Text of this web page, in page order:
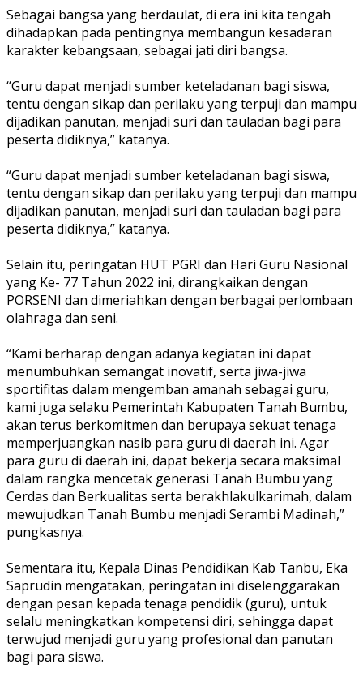
Sebagai bangsa yang berdaulat, di era ini kita tengah
dihadapkan pada pentingnya membangun kesadaran
karakter kebangsaan, sebagai jati diri bangsa.
“Guru dapat menjadi sumber keteladanan bagi siswa,
tentu dengan sikap dan perilaku yang terpuji dan mampu
dijadikan panutan, menjadi suri dan tauladan bagi para
peserta didiknya,” katanya.
“Guru dapat menjadi sumber keteladanan bagi siswa,
tentu dengan sikap dan perilaku yang terpuji dan mampu
dijadikan panutan, menjadi suri dan tauladan bagi para
peserta didiknya,” katanya.
Selain itu, peringatan HUT PGRI dan Hari Guru Nasional
yang Ke- 77 Tahun 2022 ini, dirangkaikan dengan
PORSENI dan dimeriahkan dengan berbagai perlombaan
olahraga dan seni.
“Kami berharap dengan adanya kegiatan ini dapat
menumbuhkan semangat inovatif, serta jiwa-jiwa
sportifitas dalam mengemban amanah sebagai guru,
kami juga selaku Pemerintah Kabupaten Tanah Bumbu,
akan terus berkomitmen dan berupaya sekuat tenaga
memperjuangkan nasib para guru di daerah ini. Agar
para guru di daerah ini, dapat bekerja secara maksimal
dalam rangka mencetak generasi Tanah Bumbu yang
Cerdas dan Berkualitas serta berakhlakulkarimah, dalam
mewujudkan Tanah Bumbu menjadi Serambi Madinah,”
pungkasnya.
Sementara itu, Kepala Dinas Pendidikan Kab Tanbu, Eka
Saprudin mengatakan, peringatan ini diselenggarakan
dengan pesan kepada tenaga pendidik (guru), untuk
selalu meningkatkan kompetensi diri, sehingga dapat
terwujud menjadi guru yang profesional dan panutan
bagi para siswa.